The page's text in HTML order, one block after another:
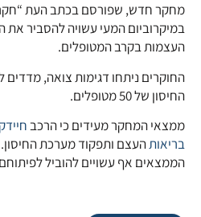
מחקר חדש, שפורסם בכתב העת “חקר
במיקרוביום המעי עשויה להסביר
העצמות בקרב המטופלים.
החוקרים ניתחו דגימות צואה, מדדים
החיסון של 50 מטופלים.
ממצאי המחקר מעידים כי הרכב
בריאותהעצם ותפקוד מערכת החיסון.
הממצאים אף עשויים להוביל